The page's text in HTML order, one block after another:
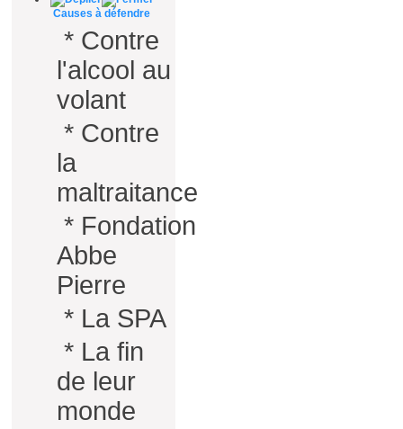
Causes à défendre
* Contre
l'alcool au
volant
* Contre
la
maltraitance
* Fondation
Abbe
Pierre
* La SPA
* La fin
de leur
monde